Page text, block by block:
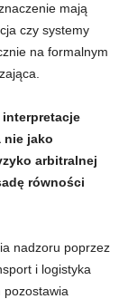
mają
czy systemy
na formalnym
nie jako
arbitralnej
równości
nadzoru poprzez
i logistyka
pozostawia